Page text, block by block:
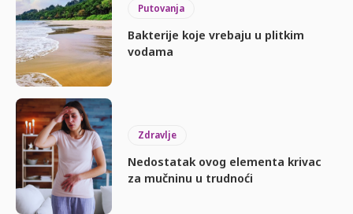
Putovanja
Bakterije koje vrebaju u plitkim
vodama
Zdravlje
Nedostatak ovog elementa krivac
za mučninu u trudnoći